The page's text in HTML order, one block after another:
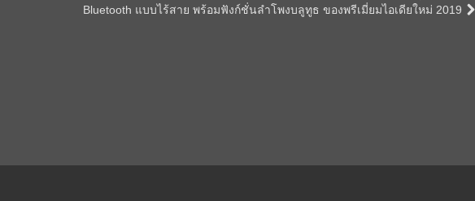
Bluetooth แบบไร้สาย พร้อมฟังก์ชั่นลำโพงบลูทูธ ของพรีเมี่ยมไอเดียใหม่ 2019